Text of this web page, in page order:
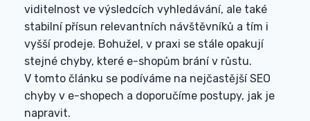
viditelnost ve výsledcích vyhledávání, ale také
stabilní přísun relevantních návštěvníků a tím i
vyšší prodeje. Bohužel, v praxi se stále opakují
stejné chyby, které e-shopům brání v růstu.
V tomto článku se podíváme na nejčastější SEO
chyby v e-shopech a doporučíme postupy, jak je
napravit.